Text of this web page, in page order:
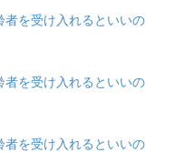
を受け入れるといいの
を受け入れるといいの
を受け入れるといいの